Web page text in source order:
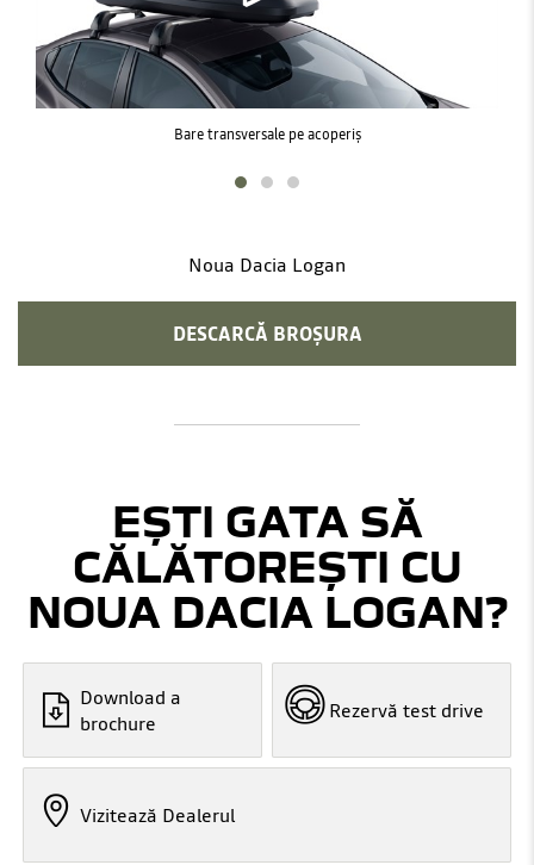
Bare transversale pe acoperiș
Noua Dacia Logan
DESCARCĂ BROȘURA
EȘTI GATA SĂ
CĂLĂTOREȘTI CU
NOUA DACIA LOGAN?
Download a
brochure
Rezervă test drive
Vizitează Dealerul